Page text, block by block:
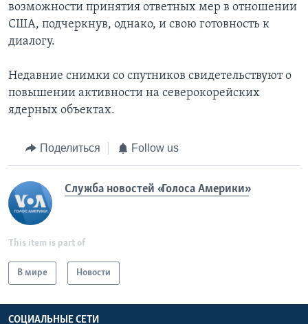
возможности принятия ответных мер в отношении
США, подчеркнув, однако, и свою готовность к
диалогу.
Недавние снимки со спутников свидетельствуют о
повышении активности на северокорейских
ядерных объектах.
Поделиться Follow us
Служба новостей «Голоса Америки»
This item is part of
В мире Новости
СОЦИАЛЬНЫЕ СЕТИ